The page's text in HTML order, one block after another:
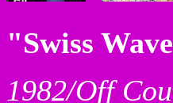
"Swiss
1982/Off